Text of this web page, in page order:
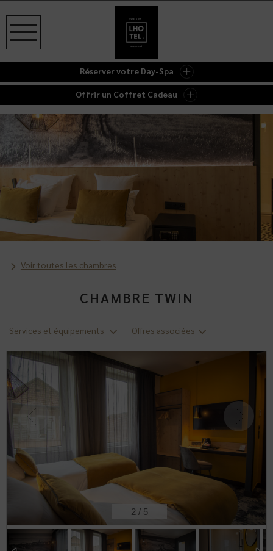
Réserver votre Day-Spa
Offrir un Coffret Cadeau
Voir toutes les chambres
CHAMBRE TWIN
Services et équipements Offres associées
2 / 5